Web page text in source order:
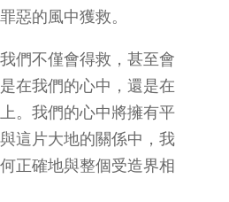
惡的風中獲救。
們不僅會得救，甚至會
在我們的心中，還是在
。我們的心中將擁有平
這片大地的關係中，我
正確地與整個受造界相